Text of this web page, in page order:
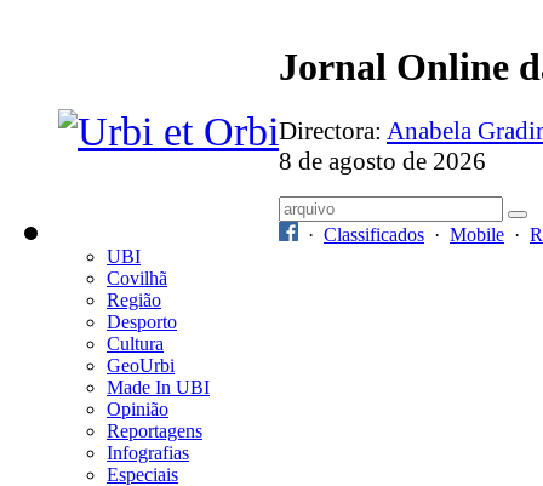
Jornal Online
Directora: Anabela
8 de agosto de 2026
· Classificados · Mobile ·
UBI
Covilhã
Região
Desporto
Cultura
GeoUrbi
Made In UBI
Opinião
Reportagens
Infografias
Especiais